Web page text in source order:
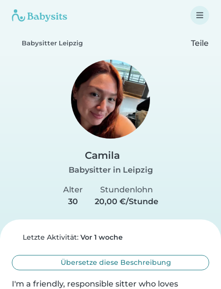
Babysitter Leipzig Teile
Camila
Babysitter in Leipzig
Alter
30
Stundenlohn
20,00 €/Stunde
Letzte Aktivität: Vor 1 woche
Übersetze diese Beschreibung
I'm a friendly, responsible sitter who loves